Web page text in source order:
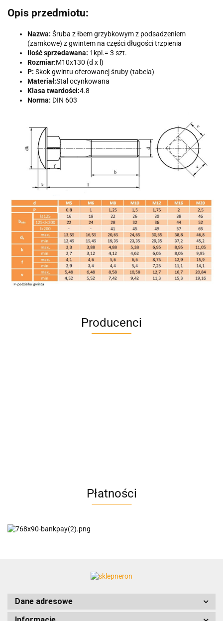
Opis przedmiotu:
Nazwa: Śruba z łbem grzybkowym z podsadzeniem
(zamkowe) z gwintem na części długości trzpienia
Ilość sprzedawana: 1kpl.= 3 szt.
Rozmiar:M10x130 (d x l)
P: Skok gwintu oferowanej śruby (tabela)
Materiał:Stal ocynkowana
Klasa twardości:4.8
Norma: DIN 603
Producenci
AC EasyLine
Płatności
Dane adresowe